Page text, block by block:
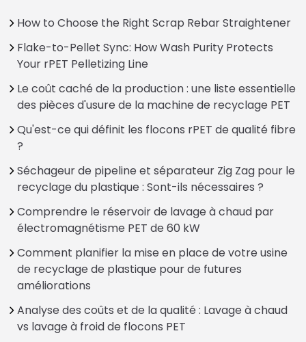
How to Choose the Right Scrap Rebar Straightener
Flake-to-Pellet Sync: How Wash Purity Protects
Your rPET Pelletizing Line
Le coût caché de la production : une liste essentielle
des pièces d'usure de la machine de recyclage PET
Qu'est-ce qui définit les flocons rPET de qualité fibre
?
Séchageur de pipeline et séparateur Zig Zag pour le
recyclage du plastique : Sont-ils nécessaires ?
Comprendre le réservoir de lavage à chaud par
électromagnétisme PET de 60 kW
Comment planifier la mise en place de votre usine
de recyclage de plastique pour de futures
améliorations
Analyse des coûts et de la qualité : Lavage à chaud
vs lavage à froid de flocons PET